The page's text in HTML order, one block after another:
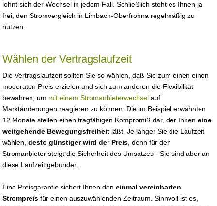
lohnt sich der Wechsel in jedem Fall. Schließlich steht es Ihnen ja
frei, den Stromvergleich in Limbach-Oberfrohna regelmäßig zu
nutzen.
Wählen der Vertragslaufzeit
Die Vertragslaufzeit sollten Sie so wählen, daß Sie zum einen einen
moderaten Preis erzielen und sich zum anderen die Flexibilität
bewahren, um mit einem Stromanbieterwechsel auf
Marktänderungen reagieren zu können. Die im Beispiel erwähnten
12 Monate stellen einen tragfähigen Kompromiß dar, der Ihnen eine
weitgehende Bewegungsfreiheit läßt. Je länger Sie die Laufzeit
wählen, desto günstiger wird der Preis , denn für den
Stromanbieter steigt die Sicherheit des Umsatzes - Sie sind aber an
diese Laufzeit gebunden.
Eine Preisgarantie sichert Ihnen den einmal vereinbarten
Strompreis für einen auszuwählenden Zeitraum. Sinnvoll ist es,